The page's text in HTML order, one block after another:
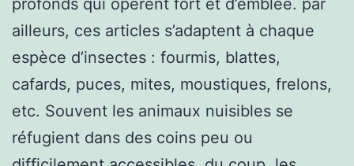
ailleurs, ces articles s’adaptent à chaque
espèce d’insectes : fourmis, blattes,
cafards, puces, mites, moustiques, frelons,
etc. Souvent les animaux nuisibles se
réfugient dans des coins peu ou